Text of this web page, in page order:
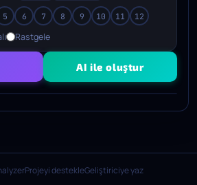
5 6 7 8 9 10 11 12
Rastgele
AI ile oluştur
Projeyi destekleGeliştiriciye yaz